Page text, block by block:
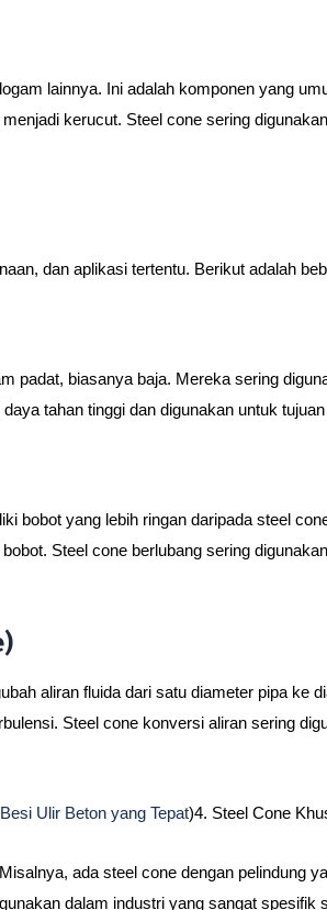
lainnya. Ini adalah komponen yang
kerucut. Steel cone sering
dan aplikasi tertentu. Berikut adalah
padat, biasanya baja. Mereka sering
tahan tinggi dan digunakan untuk
bobot yang lebih ringan daripada steel
Steel cone berlubang sering
aliran fluida dari satu diameter pipa ke
Steel cone konversi aliran sering
Ulir Beton yang Tepat)4. Steel Cone
ada steel cone dengan pelindung
dalam industri yang sangat spesifik